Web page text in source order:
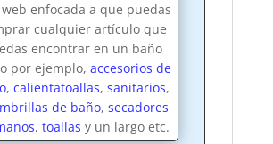
enfocada a que puedas
cualquier artículo que
encontrar en un baño
por ejemplo, accesorios de
,calientatoallas,sanitarios,
de baño,secadores
,toallas y un largo etc.